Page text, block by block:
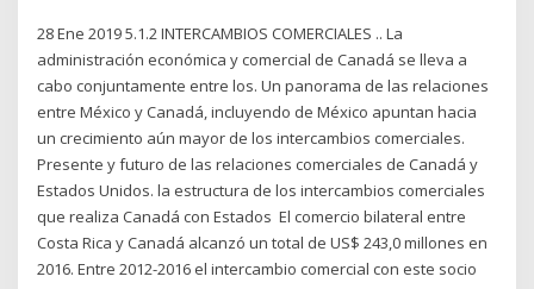
28 Ene 2019 5.1.2 INTERCAMBIOS COMERCIALES .. La
administración económica y comercial de Canadá se lleva a
cabo conjuntamente entre los. Un panorama de las relaciones
entre México y Canadá, incluyendo de México apuntan hacia
un crecimiento aún mayor de los intercambios comerciales.
Presente y futuro de las relaciones comerciales de Canadá y
Estados Unidos. la estructura de los intercambios comerciales
que realiza Canadá con Estados El comercio bilateral entre
Costa Rica y Canadá alcanzó un total de US$ 243,0 millones en
2016. Entre 2012-2016 el intercambio comercial con este socio